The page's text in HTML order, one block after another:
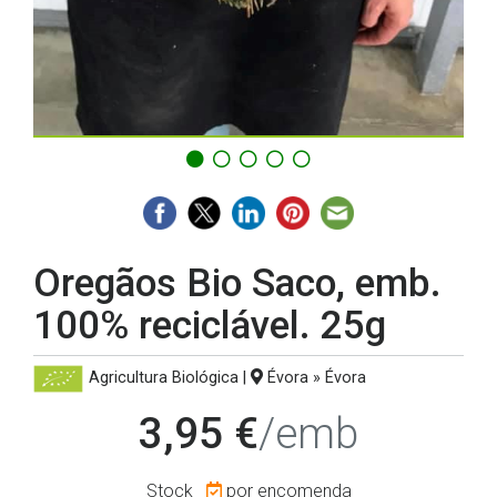
Oregãos Bio Saco, emb.
100% reciclável. 25g
Agricultura Biológica| Évora » Évora
3,95 €/emb
Stock por encomenda